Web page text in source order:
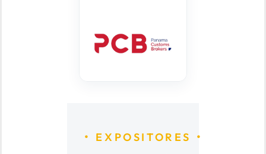
EXPOSITORES